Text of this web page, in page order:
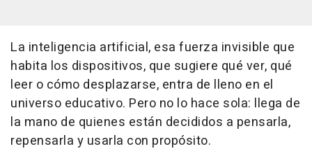
La inteligencia artificial, esa fuerza invisible que
habita los dispositivos, que sugiere qué ver, qué
leer o cómo desplazarse, entra de lleno en el
universo educativo. Pero no lo hace sola: llega de
la mano de quienes están decididos a pensarla,
repensarla y usarla con propósito.